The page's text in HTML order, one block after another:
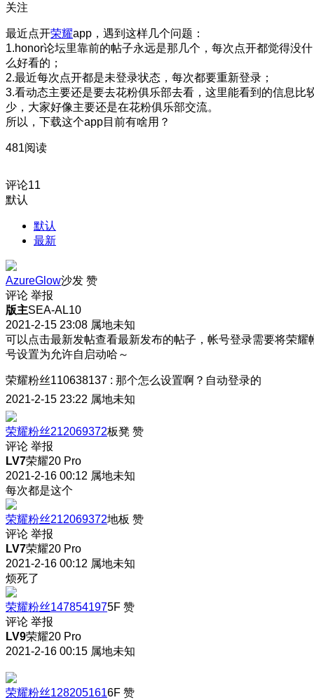
关注
最近点开荣耀app，遇到这样几个问题：
1.honor论坛里靠前的帖子永远是那几个，每次点开都觉得没什
么好看的；
2.最近每次点开都是未登录状态，每次都要重新登录；
3.看动态主要还是要去花粉俱乐部去看，这里能看到的信息比
少，大家好像主要还是在花粉俱乐部交流。
所以，下载这个app目前有啥用？
481阅读
评论11
默认
默认
最新
AzureGlow沙发 赞
评论 举报
版主SEA-AL10
2021-2-15 23:08 属地未知
可以点击最新发帖查看最新发布的帖子，帐号登录需要将荣耀
号设置为允许自启动哈～
荣耀粉丝110638137 : 那个怎么设置啊？自动登录的
2021-2-15 23:22 属地未知
荣耀粉丝212069372板凳 赞
评论 举报
LV7荣耀20 Pro
2021-2-16 00:12 属地未知
每次都是这个
荣耀粉丝212069372地板 赞
评论 举报
LV7荣耀20 Pro
2021-2-16 00:12 属地未知
烦死了
荣耀粉丝1478541975F 赞
评论 举报
LV9荣耀20 Pro
2021-2-16 00:15 属地未知
荣耀粉丝1282051616F 赞